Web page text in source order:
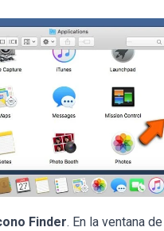
Finder. En la ventana